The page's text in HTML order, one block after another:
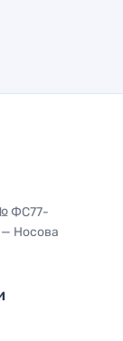
ФС77-
— Носова